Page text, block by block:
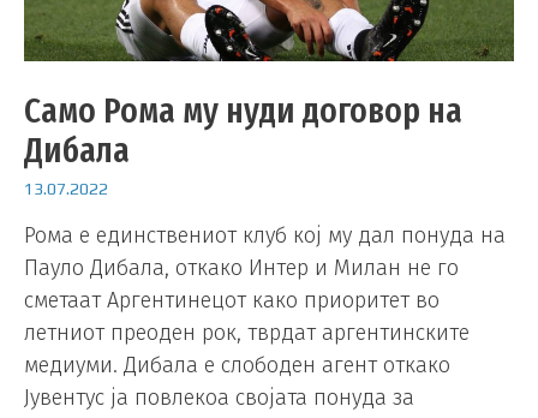
Само Рома му нуди договор на
Дибала
13.07.2022
Рома е единствениот клуб кој му дал понуда на
Пауло Дибала, откако Интер и Милан не го
сметаат Аргентинецот како приоритет во
летниот преоден рок, тврдат аргентинските
медиуми. Дибала е слободен агент откако
Јувентус ја повлекоа својата понуда за